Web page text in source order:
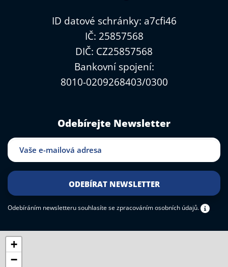
ID datové schránky: a7cfi46
IČ: 25857568
DIČ: CZ25857568
Bankovní spojení:
8010-0209268403/0300
Odebírejte Newsletter
Odebíráním newsletteru souhlasíte se zpracováním osobních údajů.
+
−